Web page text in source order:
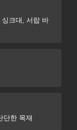
크대, 서랍 바
단한 목재